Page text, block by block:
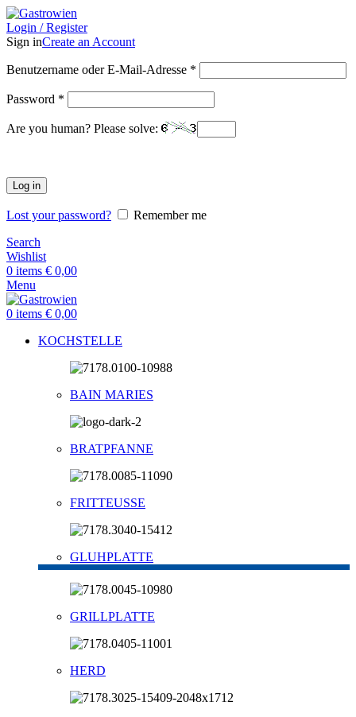
Login / Register
Sign inCreate an Account
Benutzername oder E-Mail-Adresse *
Password *
Are you human? Please solve:
Log in
Lost your password?
Remember me
Search
Wishlist
0 items € 0,00
Menu
0 items € 0,00
KOCHSTELLE
BAIN MARIES
BRATPFANNE
FRITTEUSSE
GLUHPLATTE
GRILLPLATTE
HERD